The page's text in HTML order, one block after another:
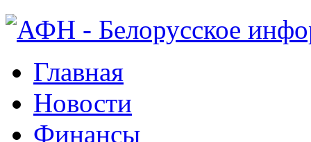
Главная
Новости
Финансы